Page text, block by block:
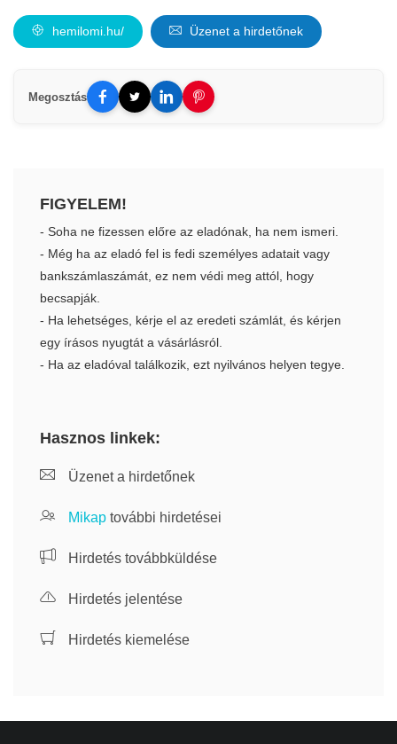
hemilomi.hu/ Üzenet a hirdetőnek
Megosztás
FIGYELEM!
- Soha ne fizessen előre az eladónak, ha nem ismeri.
- Még ha az eladó fel is fedi személyes adatait vagy
bankszámlaszámát, ez nem védi meg attól, hogy
becsapják.
- Ha lehetséges, kérje el az eredeti számlát, és kérjen
egy írásos nyugtát a vásárlásról.
- Ha az eladóval találkozik, ezt nyilvános helyen tegye.
Hasznos linkek:
Üzenet a hirdetőnek
Mikap további hirdetései
Hirdetés továbbküldése
Hirdetés jelentése
Hirdetés kiemelése